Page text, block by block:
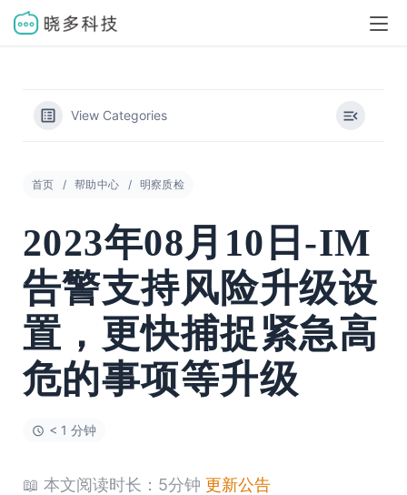
View Categories
首页 帮助中心 明察质检
2023年08月10日-IM
告警支持风险升级设
置，更快捕捉紧急高
危的事项等升级
< 1 分钟
📖 本文阅读时长：5分钟 更新公告